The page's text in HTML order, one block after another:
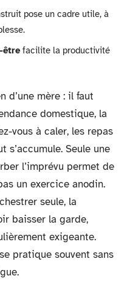
pose un cadre utile, à
êtrefacilite la productivité
d’une mère : il faut
domestique, la
vous à caler, les repas
s’accumule. Seule une
l’imprévu permet de
un exercice anodin.
seule, la
baisser la garde,
exigeante.
se pratique souvent sans